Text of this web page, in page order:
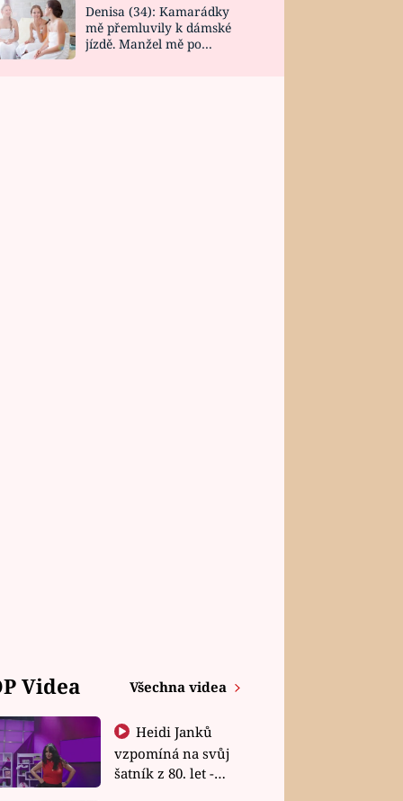
Denisa (34): Kamarádky
mě přemluvily k dámské
jízdě. Manžel mě po
Videa Všechna videa
Heidi Janků
vzpomíná na svůj
šatník z 80. let -